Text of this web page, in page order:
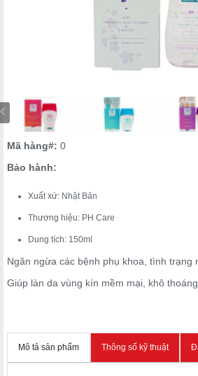
Mã hàng#: 0
Bảo hành:
Xuất xứ: Nhật Bản
Thương hiệu: PH Care
Dung tích: 150ml
Ngăn ngừa các bệnh phụ khoa, tình trạng
Giúp làn da vùng kín mềm mại, khô
Mô tả sản phẩm Thông số kỹ thuật